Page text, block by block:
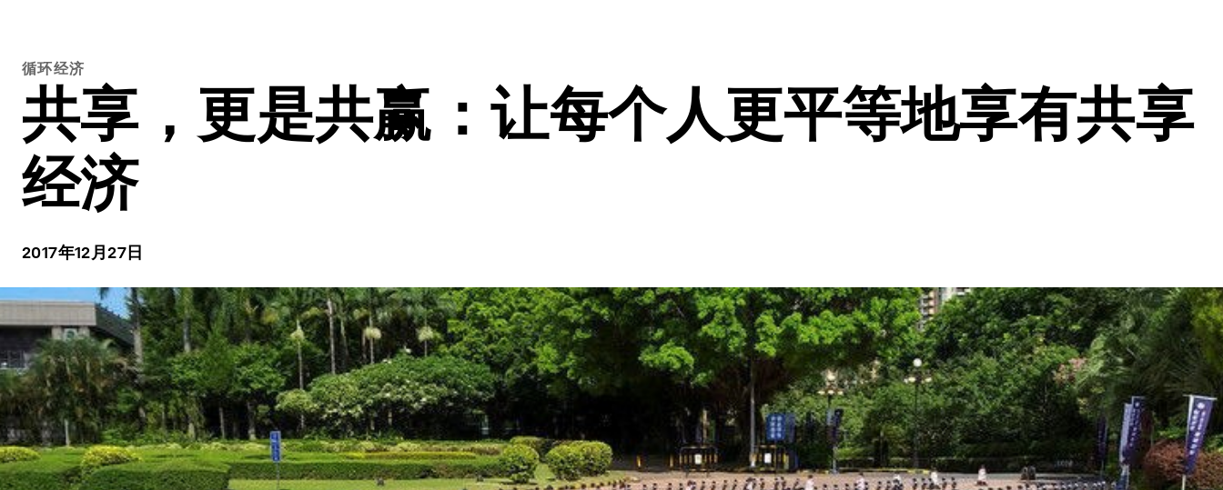
循环经济
共享，更是共赢：让每个人更平等地享有共享
经济
2017年12月27日